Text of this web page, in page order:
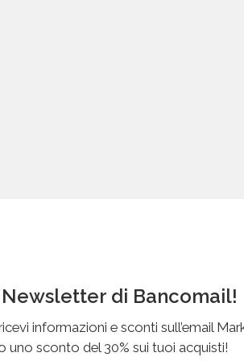
di Bancomail!
informazioni e sconti sull’email
uno sconto del 30% sui tuoi acquisti!